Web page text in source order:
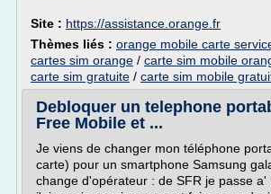
Site : https://assistance.orange.fr
Thèmes liés : orange mobile carte
cartes sim orange / carte sim mobile
carte sim gratuite / carte sim mobile
Debloquer un telephone
Free Mobile et ...
Je viens de changer mon téléphone
carte) pour un smartphone Samsung
change d'opérateur : de SFR je passe a'